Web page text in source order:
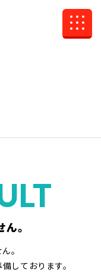
。
。
しております。